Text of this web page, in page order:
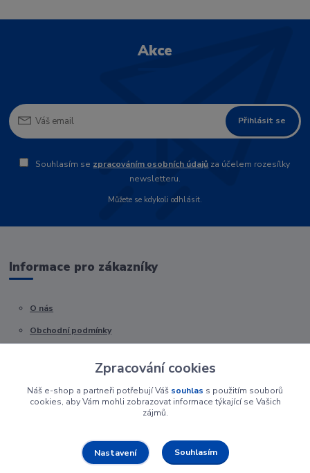
Akce
Přihlásit se
Souhlasím se zpracováním osobních údajů za účelem rozesílky
newsletteru.
Můžete se kdykoli odhlásit.
Informace pro zákazníky
O nás
Obchodní podmínky
Zpracování cookies
Náš e-shop a partneři potřebují Váš souhlas s použitím souborů
cookies, aby Vám mohli zobrazovat informace týkající se Vašich
zájmů.
Nastavení Souhlasím